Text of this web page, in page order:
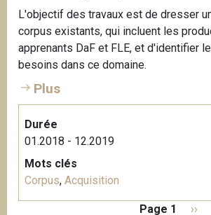
L'objectif des travaux est de dresser
corpus existants, qui incluent les
apprenants DaF et FLE, et d'identifier
besoins dans ce domaine.
Plus
Durée
01.2018 - 12.2019
Mots clés
Corpus, Acquisition
Page 1
P
››